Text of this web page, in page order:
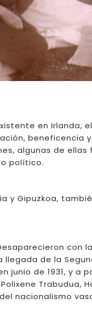
en Irlanda, el
beneficencia
algunas de
político.
y Gipuzkoa,
con
llegada de la
junio de 1931, y a
Trabudua,
nacionalismo